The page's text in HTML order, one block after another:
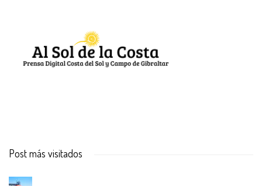
Post más visitados